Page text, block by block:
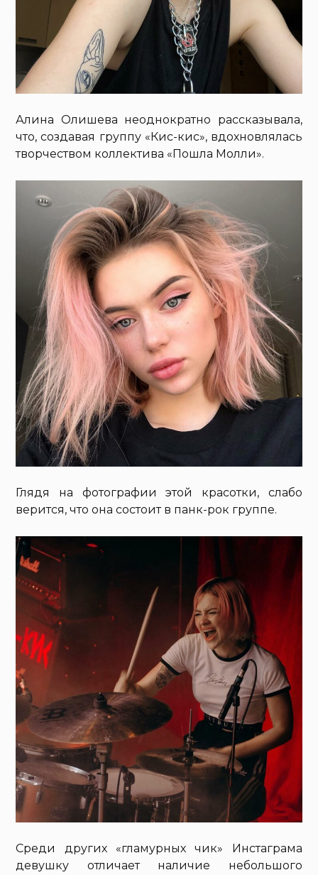
Алина Олишева неоднократно рассказывала,
что, создавая группу «Кис-кис», вдохновлялась
творчеством коллектива «Пошла Молли».
Глядя на фотографии этой красотки, слабо
верится, что она состоит в панк-рок группе.
Среди других «гламурных чик» Инстаграма
девушку отличает наличие небольшого